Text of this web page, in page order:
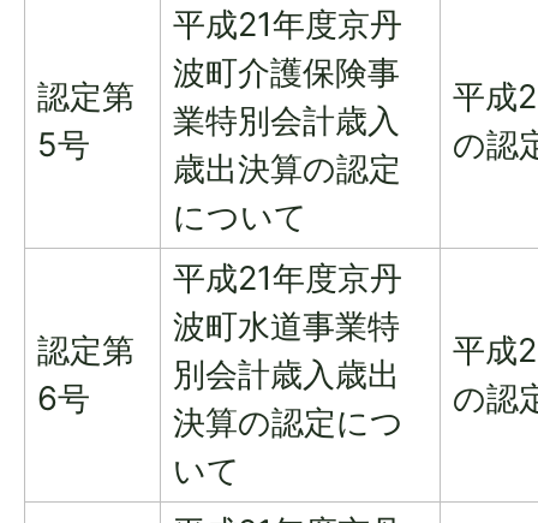
認定第
5号
平成21年度京丹
波町介護保険事
業特別会計歳入
歳出決算の認定
について
平成
の認
認定第
6号
平成21年度京丹
波町水道事業特
別会計歳入歳出
決算の認定につ
いて
平成
の認